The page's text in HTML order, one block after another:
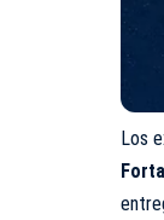
Los